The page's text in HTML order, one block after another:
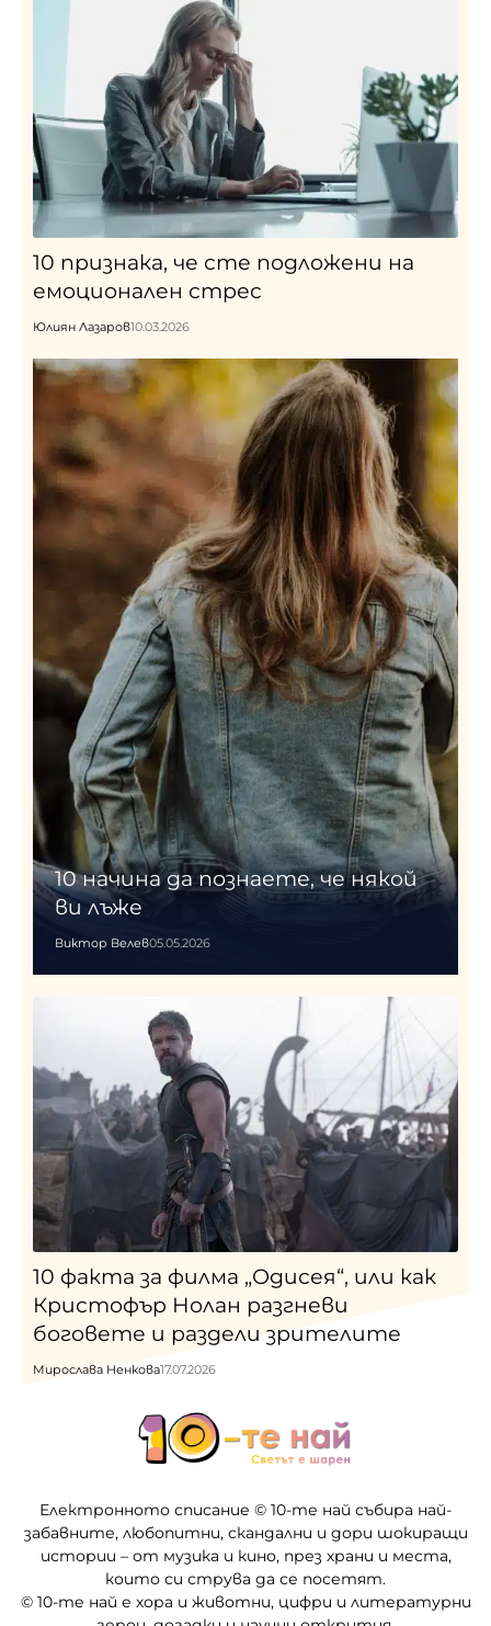
10 признака, че сте подложени на
емоционален стрес
Юлиян Лазаров10.03.2026
10 начина да познаете, че някой
ви лъже
Виктор Велев05.05.2026
10 факта за филма „Одисея“, или как
Кристофър Нолан разгневи
боговете и раздели зрителите
Мирослава Ненкова17.07.2026
Електронното списание © 10-те най събира най-
забавните, любопитни, скандални и дори шокиращи
истории – от музика и кино, през храни и места,
които си струва да се посетят.
© 10-те най е хора и животни, цифри и литературни